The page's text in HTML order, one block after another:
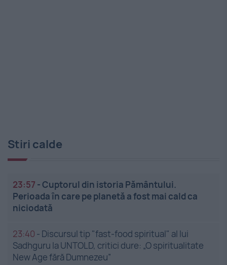
Stiri calde
23:57 -Cuptorul din istoria Pământului.
Perioada în care pe planetă a fost mai cald ca
niciodată
23:40 - Discursul tip "fast-food spiritual" al lui
Sadhguru la UNTOLD, critici dure: „O spiritualitate
New Age fără Dumnezeu”